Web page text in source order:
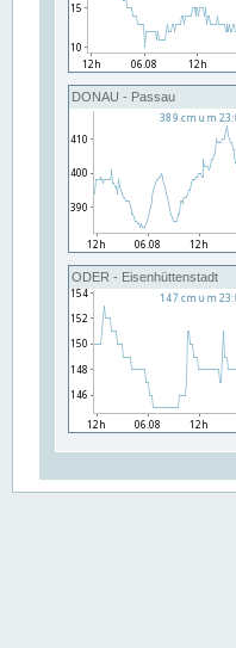
DONAU - Passau
ODER - Eisenhüttenstadt